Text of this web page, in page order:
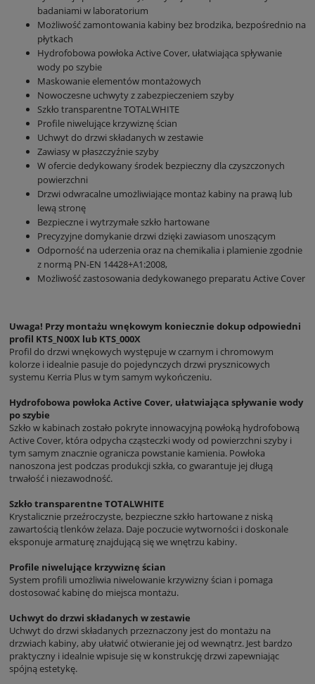
badaniami w laboratorium
Możliwość zamontowania kabiny bez brodzika, bezpośrednio na
płytkach
Hydrofobowa powłoka Active Cover, ułatwiająca spływanie
wody po szybie
Maskowanie elementów montażowych
Nowoczesne uchwyty z zabezpieczeniem szyby
Szkło transparentne TOTALWHITE
Profile niwelujące krzywiznę ścian
Uchwyt do drzwi składanych w zestawie
Zawiasy w płaszczyźnie szyby
W ofercie dedykowany środek bezpieczny dla czyszczonych
powierzchni
Drzwi odwracalne umożliwiające montaż kabiny na prawą lub
lewą stronę
Bezpieczne i wytrzymałe szkło hartowane
Precyzyjne domykanie drzwi dzięki zawiasom unoszącym
Odporność na uderzenia oraz na chemikalia i plamienie zgodnie
z normą PN-EN 14428+A1:2008,
Możliwość zastosowania dedykowanego preparatu Active Cover
Uwaga! Przy montażu wnękowym koniecznie dokup odpowiedni
profil KTS_N00X lub KTS_000X
Profil do drzwi wnękowych występuje w czarnym i chromowym
kolorze i idealnie pasuje do pojedynczych drzwi prysznicowych
systemu Kerria Plus w tym samym wykończeniu.
Hydrofobowa powłoka Active Cover, ułatwiająca spływanie wody
po szybie
Szkło w kabinach zostało pokryte innowacyjną powłoką hydrofobową
Active Cover, która odpycha cząsteczki wody od powierzchni szyby i
tym samym znacznie ogranicza powstanie kamienia. Powłoka
nanoszona jest podczas produkcji szkła, co gwarantuje jej długą
trwałość i niezawodność.
Szkło transparentne TOTALWHITE
Krystalicznie przeźroczyste, bezpieczne szkło hartowane z niską
zawartością tlenków żelaza. Daje poczucie wytworności i doskonale
eksponuje armaturę znajdującą się we wnętrzu kabiny.
Profile niwelujące krzywiznę ścian
System profili umożliwia niwelowanie krzywizny ścian i pomaga
dostosować kabinę do miejsca montażu.
Uchwyt do drzwi składanych w zestawie
Uchwyt do drzwi składanych przeznaczony jest do montażu na
drzwiach kabiny, aby ułatwić otwieranie jej od wewnątrz. Jest bardzo
praktyczny i idealnie wpisuje się w konstrukcję drzwi zapewniając
spójną estetykę.